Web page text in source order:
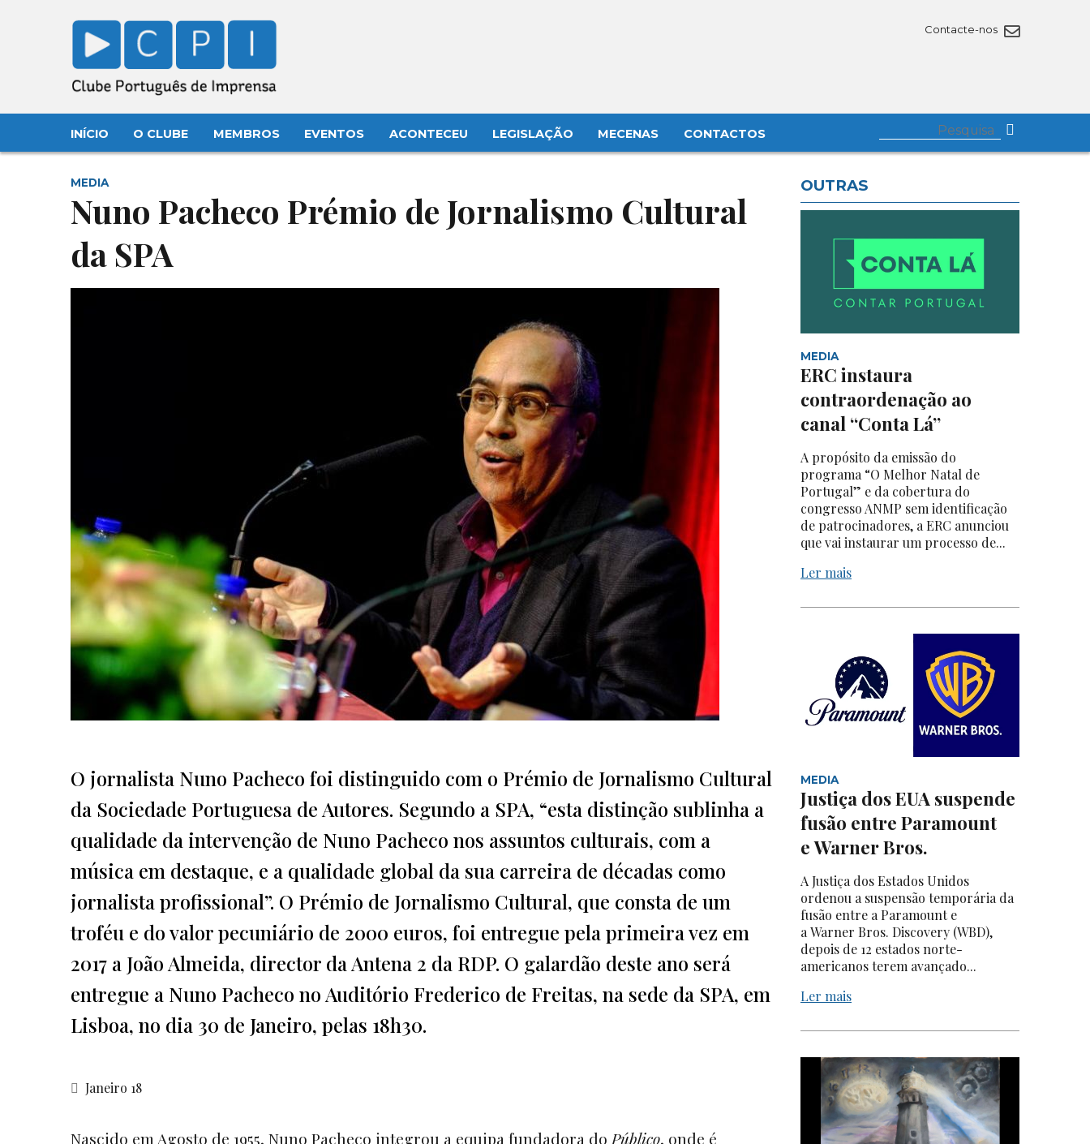
Contacte-nos
INÍCIO O CLUBE MEMBROS EVENTOS ACONTECEU LEGISLAÇÃO MECENAS CONTACTOS
MEDIA
Nuno Pacheco Prémio de Jornalismo Cultural
da SPA
O jornalista Nuno Pacheco foi distinguido com o Prémio de Jornalismo Cultural
da Sociedade Portuguesa de Autores. Segundo a SPA, “esta distinção sublinha a
qualidade da intervenção de Nuno Pacheco nos assuntos culturais, com a
música em destaque, e a qualidade global da sua carreira de décadas como
jornalista profissional”. O Prémio de Jornalismo Cultural, que consta de um
troféu e do valor pecuniário de 2000 euros, foi entregue pela primeira vez em
2017 a João Almeida, director da Antena 2 da RDP. O galardão deste ano será
entregue a Nuno Pacheco no Auditório Frederico de Freitas, na sede da SPA, em
Lisboa, no dia 30 de Janeiro, pelas 18h30.
Janeiro 18
Nascido em Agosto de 1955, Nuno Pacheco integrou a equipa fundadora do Público, onde é
OUTRAS
MEDIA
ERC instaura
contraordenação ao
canal “Conta Lá”
A propósito da emissão do
programa “O Melhor Natal de
Portugal” e da cobertura do
congresso ANMP sem identificação
de patrocinadores, a ERC anunciou
que vai instaurar um processo de...
Ler mais
MEDIA
Justiça dos EUA suspende
fusão entre Paramount
e Warner Bros.
A Justiça dos Estados Unidos
ordenou a suspensão temporária da
fusão entre a Paramount e
a Warner Bros. Discovery (WBD),
depois de 12 estados norte-
americanos terem avançado...
Ler mais